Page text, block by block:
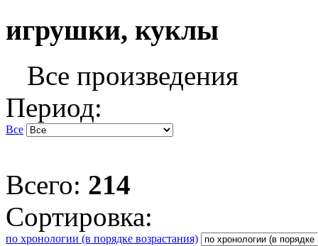
игрушки, куклы
Все произведения
Период:
Все
Всего: 214
Сортировка:
по хронологии (в порядке возрастания)